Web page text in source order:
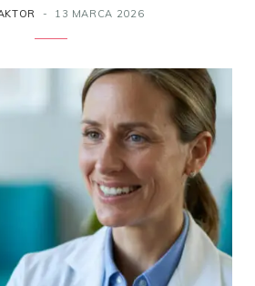
13 MARCA 2026